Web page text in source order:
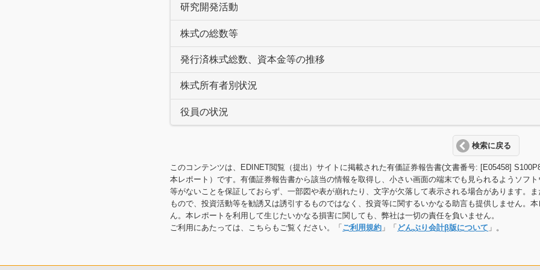
研究開発活動
株式の総数等
発行済株式総数、資本金等の推移
株式所有者別状況
役員の状況
検索に戻る
このコンテンツは、EDINET閲覧（提出）サイトに掲載された有価証券報告書(文書番号: [E05458]
本レポート）です。有価証券報告書から該当の情報を取得し、小さい画面の端末でも見られるようソフ
等がないことを保証しておらず、一部図や表が崩れたり、文字が欠落して表示される場合があります。
もので、投資活動等を勧誘又は誘引するものではなく、投資等に関するいかなる助言も提供しません。
ん。本レポートを利用して生じたいかなる損害に関しても、弊社は一切の責任を負いません。
ご利用にあたっては、こちらもご覧ください。「 ご利用規約 」「 どんぶり会計β版について 」。